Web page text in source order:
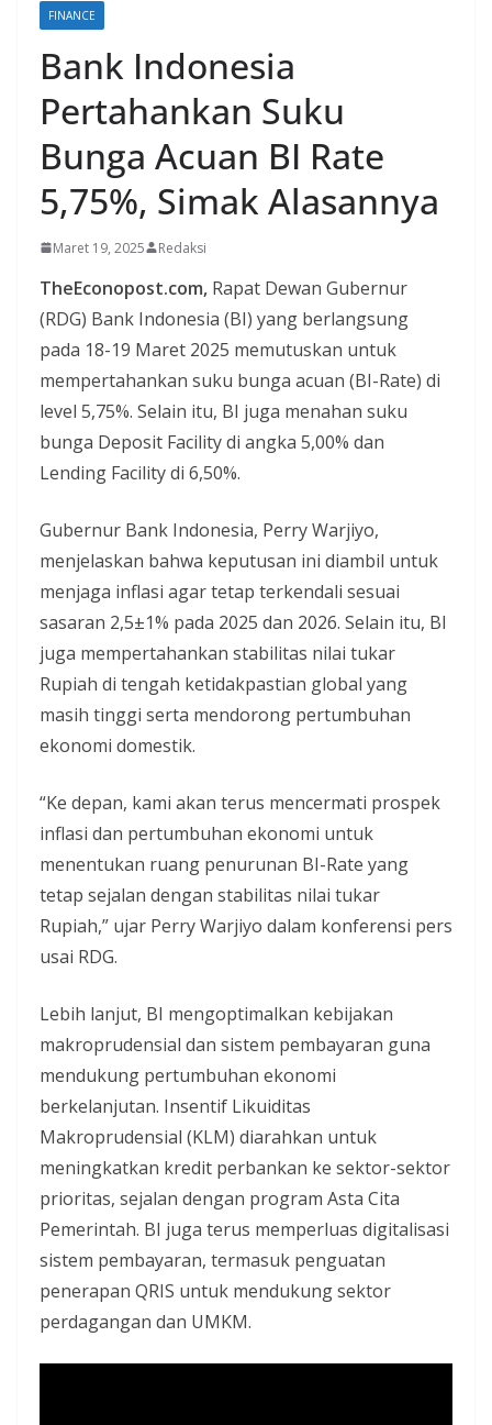
FINANCE
Bank Indonesia
Pertahankan Suku
Bunga Acuan BI Rate
5,75%, Simak Alasannya
Maret 19, 2025 Redaksi
TheEconopost.com, Rapat Dewan Gubernur
(RDG) Bank Indonesia (BI) yang berlangsung
pada 18-19 Maret 2025 memutuskan untuk
mempertahankan suku bunga acuan (BI-Rate) di
level 5,75%. Selain itu, BI juga menahan suku
bunga Deposit Facility di angka 5,00% dan
Lending Facility di 6,50%.
Gubernur Bank Indonesia, Perry Warjiyo,
menjelaskan bahwa keputusan ini diambil untuk
menjaga inflasi agar tetap terkendali sesuai
sasaran 2,5±1% pada 2025 dan 2026. Selain itu, BI
juga mempertahankan stabilitas nilai tukar
Rupiah di tengah ketidakpastian global yang
masih tinggi serta mendorong pertumbuhan
ekonomi domestik.
“Ke depan, kami akan terus mencermati prospek
inflasi dan pertumbuhan ekonomi untuk
menentukan ruang penurunan BI-Rate yang
tetap sejalan dengan stabilitas nilai tukar
Rupiah,” ujar Perry Warjiyo dalam konferensi pers
usai RDG.
Lebih lanjut, BI mengoptimalkan kebijakan
makroprudensial dan sistem pembayaran guna
mendukung pertumbuhan ekonomi
berkelanjutan. Insentif Likuiditas
Makroprudensial (KLM) diarahkan untuk
meningkatkan kredit perbankan ke sektor-sektor
prioritas, sejalan dengan program Asta Cita
Pemerintah. BI juga terus memperluas digitalisasi
sistem pembayaran, termasuk penguatan
penerapan QRIS untuk mendukung sektor
perdagangan dan UMKM.